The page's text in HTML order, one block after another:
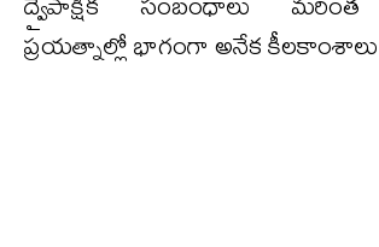
ప్రయత్నాల్లో భాగంగా అనేక కీలకాంశాలు